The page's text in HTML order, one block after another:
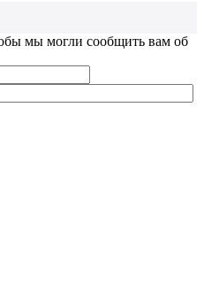
мы могли сообщить вам об